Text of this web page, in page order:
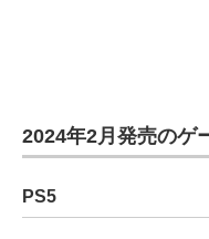
2024年2月発売のゲ
PS5